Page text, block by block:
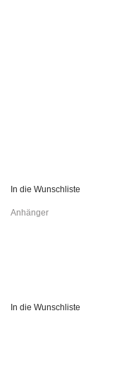
In die Wunschliste
Anhänger
In die Wunschliste